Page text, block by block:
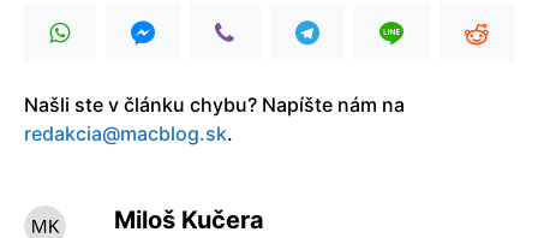
Našli ste v článku chybu? Napíšte nám na
redakcia@macblog.sk.
Miloš Kučera